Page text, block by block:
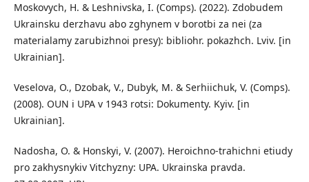
Moskovych, H. & Leshnivska, I. (Comps). (2022). Zdobudem
Ukrainsku derzhavu abo zghynem v borotbi za nei (za
materialamy zarubizhnoi presy): bibliohr. pokazhch. Lviv. [in
Ukrainian].
Veselova, O., Dzobak, V., Dubyk, M. & Serhiichuk, V. (Comps).
(2008). OUN i UPA v 1943 rotsi: Dokumenty. Kyiv. [in
Ukrainian].
Nadosha, O. & Honskyi, V. (2007). Heroichno-trahichni etiudy
pro zakhysnykiv Vitchyzny: UPA. Ukrainska pravda.